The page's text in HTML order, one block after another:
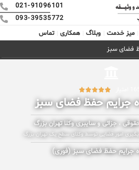
021-91096101
093-39535772
میز خدمت وبلاگ همکاری
تماس
فضای سبز





جرایم حفظ فضای سبز
، جزائی و سایبری وکلا تهران بزرگ
امور قضایی توسط وکلای سطح یک تهران بزرگ
جرایم حفظ فضای سبز (فوری)